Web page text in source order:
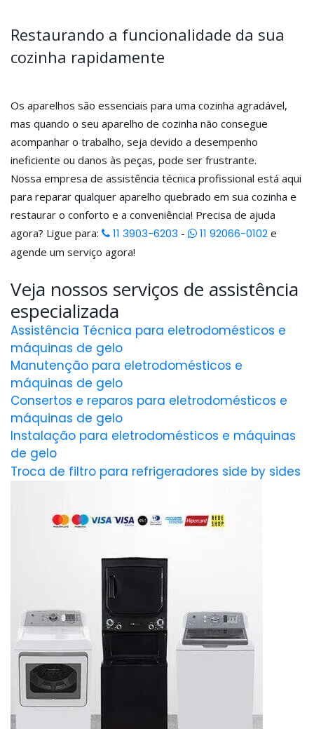
Restaurando a funcionalidade da sua
cozinha rapidamente
Os aparelhos são essenciais para uma cozinha agradável,
mas quando o seu aparelho de cozinha não consegue
acompanhar o trabalho, seja devido a desempenho
ineficiente ou danos às peças, pode ser frustrante.
Nossa empresa de assistência técnica profissional está aqui
para reparar qualquer aparelho quebrado em sua cozinha e
restaurar o conforto e a conveniência! Precisa de ajuda
agora? Ligue para:
11 3903-6203 - 11 92066-0102 e
agende um serviço agora!
Veja nossos serviços de assistência
especializada
Assistência Técnica para eletrodomésticos e
máquinas de gelo
Manutenção para eletrodomésticos e
máquinas de gelo
Consertos e reparos para eletrodomésticos e
máquinas de gelo
Instalação para eletrodomésticos e máquinas
de gelo
Troca de filtro para refrigeradores side by sides